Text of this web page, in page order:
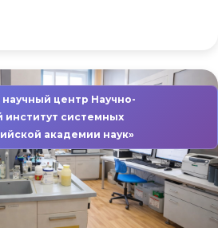
центр Научно-
институт системных
академии наук»